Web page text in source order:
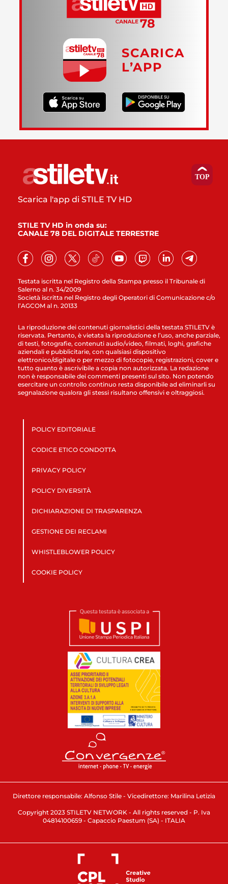
SCARICA
L’APP
Testata iscritta nel Registro della Stampa presso il Tribunale di
Salerno al n. 34/2009
Società iscritta nel Registro degli Operatori di Comunicazione c/o
l’AGCOM al n. 20133
Scarica l'app di STILE TV HD
STILE TV HD in onda su:
CANALE 78 DEL DIGITALE TERRESTRE
La riproduzione dei contenuti giornalistici della testata STILETV è
riservata. Pertanto, è vietata la riproduzione e l’uso, anche parziale,
di testi, fotografie, contenuti audio/video, filmati, loghi, grafiche
aziendali e pubblicitarie, con qualsiasi dispositivo
elettronico/digitale o per mezzo di fotocopie, registrazioni, cover e
tutto quanto è ascrivibile a copia non autorizzata. La redazione
non è responsabile dei commenti presenti sul sito. Non potendo
esercitare un controllo continuo resta disponibile ad eliminarli su
segnalazione qualora gli stessi risultano offensivi e oltraggiosi.
POLICY EDITORIALE
CODICE ETICO CONDOTTA
PRIVACY POLICY
POLICY DIVERSITÀ
DICHIARAZIONE DI TRASPARENZA
GESTIONE DEI RECLAMI
WHISTLEBLOWER POLICY
COOKIE POLICY
Direttore responsabile: Alfonso Stile - Vicedirettore: Marilina Letizia
Copyright 2023 STILETV NETWORK - All rights reserved - P. Iva
04814100659 - Capaccio Paestum (SA) - ITALIA